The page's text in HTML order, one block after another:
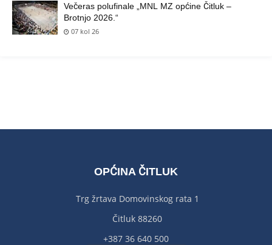
Večeras polufinale „MNL MZ općine Čitluk –
Brotnjo 2026.“
07 kol 26
OPĆINA ČITLUK
Trg žrtava Domovinskog rata 1
Čitluk 88260
+387 36 640 500